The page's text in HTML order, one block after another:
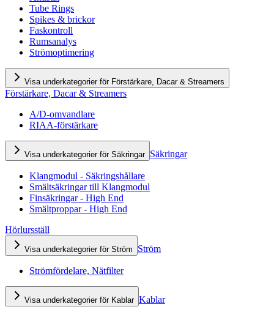
Tube Rings
Spikes & brickor
Faskontroll
Rumsanalys
Strömoptimering
Visa underkategorier för Förstärkare, Dacar & Streamers
Förstärkare, Dacar & Streamers
A/D-omvandlare
RIAA-förstärkare
Visa underkategorier för Säkringar Säkringar
Klangmodul - Säkringshållare
Smältsäkringar till Klangmodul
Finsäkringar - High End
Smältproppar - High End
Hörlursställ
Visa underkategorier för Ström Ström
Strömfördelare, Nätfilter
Visa underkategorier för Kablar Kablar